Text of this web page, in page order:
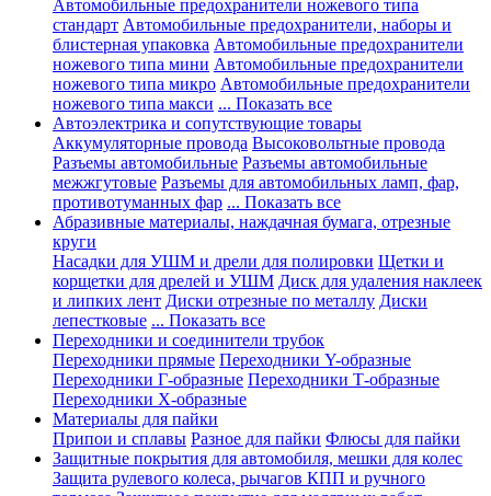
Автомобильные предохранители ножевого типа
стандарт Автомобильные предохранители, наборы и
блистерная упаковка Автомобильные предохранители
ножевого типа мини Автомобильные предохранители
ножевого типа микро Автомобильные предохранители
ножевого типа макси ... Показать все
Автоэлектрика и сопутствующие товары
Аккумуляторные провода Высоковольтные провода
Разъемы автомобильные Разъемы автомобильные
межжгутовые Разъемы для автомобильных ламп, фар,
противотуманных фар ... Показать все
Абразивные материалы, наждачная бумага, отрезные
круги
Насадки для УШМ и дрели для полировки Щетки и
корщетки для дрелей и УШМ Диск для удаления наклеек
и липких лент Диски отрезные по металлу Диски
лепестковые ... Показать все
Переходники и соединители трубок
Переходники прямые Переходники Y-образные
Переходники Г-образные Переходники Т-образные
Переходники Х-образные
Материалы для пайки
Припои и сплавы Разное для пайки Флюсы для пайки
Защитные покрытия для автомобиля, мешки для колес
Защита рулевого колеса, рычагов КПП и ручного